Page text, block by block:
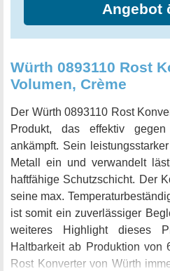
Angebot
Würth 0893110 Rost
Volumen, Crème
Der Würth 0893110 Rost
Produkt, das effektiv
ankämpft. Sein
Metall ein und verwandelt
haftfähige Schutzschicht. Der
seine max.
ist somit ein zuverlässiger
weiteres Highlight dieses
Haltbarkeit ab Produktion von
Rost Konverter von Würth